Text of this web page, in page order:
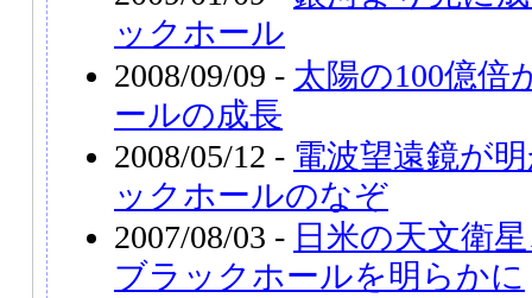
ックホール
2008/09/09 - 太陽の100億倍
ールの成長
2008/05/12 - 電波望遠鏡が
ックホールのなぞ
2007/08/03 - 日米の天文衛
ブラックホールを明らかに